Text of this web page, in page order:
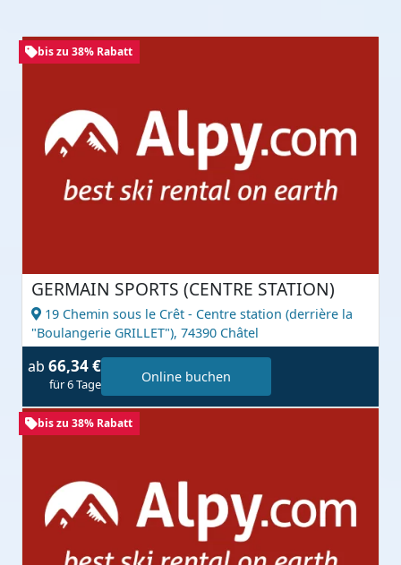
bis zu 38% Rabatt
GERMAIN SPORTS (CENTRE STATION)
19 Chemin sous le Crêt - Centre station (derrière la
"Boulangerie GRILLET"), 74390 Châtel
ab 66,34 €
für 6 Tage Online buchen
bis zu 38% Rabatt